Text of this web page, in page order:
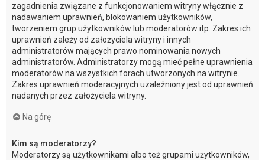
zagadnienia związane z funkcjonowaniem witryny włącznie z
nadawaniem uprawnień, blokowaniem użytkowników,
tworzeniem grup użytkowników lub moderatorów itp. Zakres ich
uprawnień zależy od założyciela witryny i innych
administratorów mających prawo nominowania nowych
administratorów. Administratorzy mogą mieć pełne uprawnienia
moderatorów na wszystkich forach utworzonych na witrynie.
Zakres uprawnień moderacyjnych uzależniony jest od uprawnień
nadanych przez założyciela witryny.
Na górę
Kim są moderatorzy?
Moderatorzy są użytkownikami albo też grupami użytkowników,